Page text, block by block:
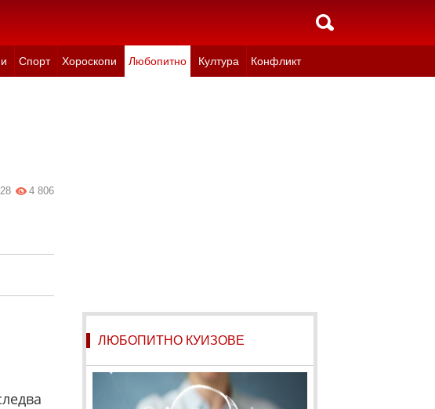
Спорт Хороскопи Любопитно Култура Конфликт
4 806
28
ЛЮБОПИТНО КУИЗОВЕ